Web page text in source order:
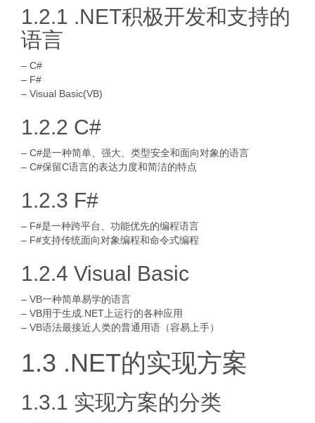
1.2.1 .NET积极开发和支持的
语言
– C#
– F#
– Visual Basic(VB)
1.2.2 C#
– C#是一种简单、强大、类型安全和面向对象的语言
– C#保留C语言的表达力度和简洁的特点
1.2.3 F#
– F#是一种跨平台、功能优先的编程语言
– F#支持传统面向对象编程和命令式编程
1.2.4 Visual Basic
– VB一种简单易学的语言
– VB用于生成.NET上运行的各种应用
– VB语法最接近人类的普通用语（容易上手）
1.3 .NET的实现方案
1.3.1 实现方案的分类